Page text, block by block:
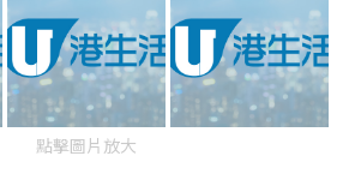
點擊圖片放大